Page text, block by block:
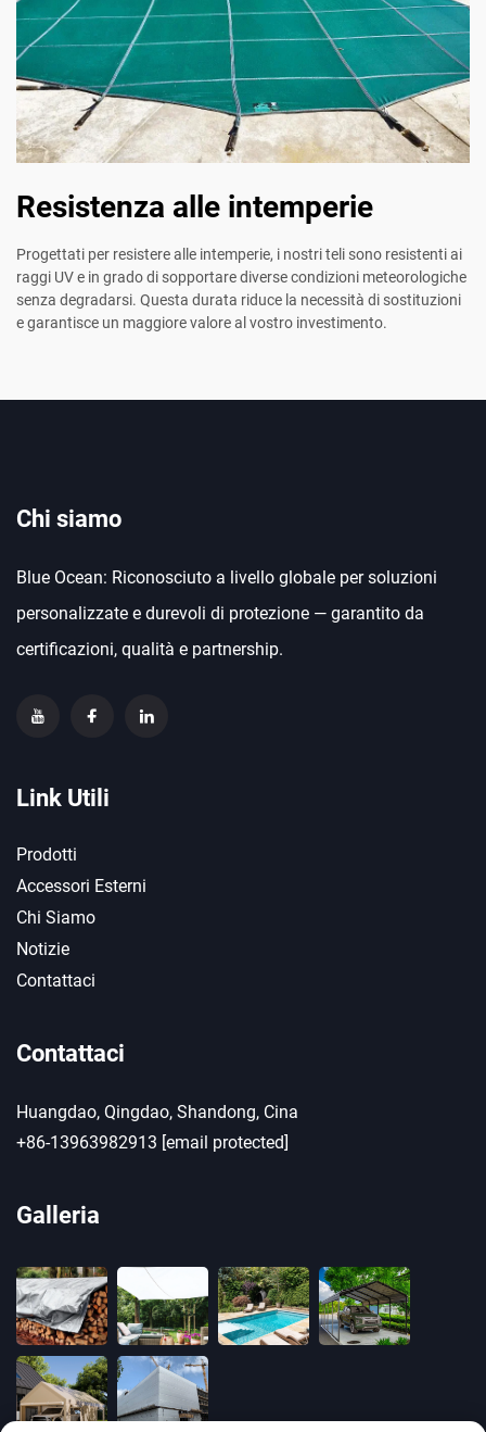
Resistenza alle intemperie
Progettati per resistere alle intemperie, i nostri teli sono resistenti ai
raggi UV e in grado di sopportare diverse condizioni meteorologiche
senza degradarsi. Questa durata riduce la necessità di sostituzioni
e garantisce un maggiore valore al vostro investimento.
Chi siamo
Blue Ocean: Riconosciuto a livello globale per soluzioni
personalizzate e durevoli di protezione — garantito da
certificazioni, qualità e partnership.
Link Utili
Prodotti
Accessori Esterni
Chi Siamo
Notizie
Contattaci
Contattaci
Huangdao, Qingdao, Shandong, Cina
+86-13963982913 [email protected]
Galleria